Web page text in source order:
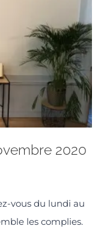
2020
vous du lundi au
les complies.